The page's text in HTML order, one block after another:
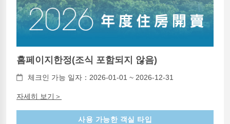
홈페이지한정(조식 포함되지 않음)
체크인 가능 일자：2026-01-01 ~ 2026-12-31
자세히 보기＞
사용 가능한 객실 타입